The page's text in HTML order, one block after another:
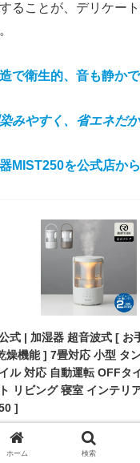
ることが、デリケー
で衛生的、音も静か
みやすく、省エネだ
MIST250を公式店か
式 | 加湿器 超音波式 [ お
燥機能 ] 7畳対応 小型 タ
ル 対応 自動運転 OFFタ
リビング 寝室 インテリ
]
式ストア楽天市場店
（2026/08/05 18:41時点 | 楽天市場調
ホーム 検索